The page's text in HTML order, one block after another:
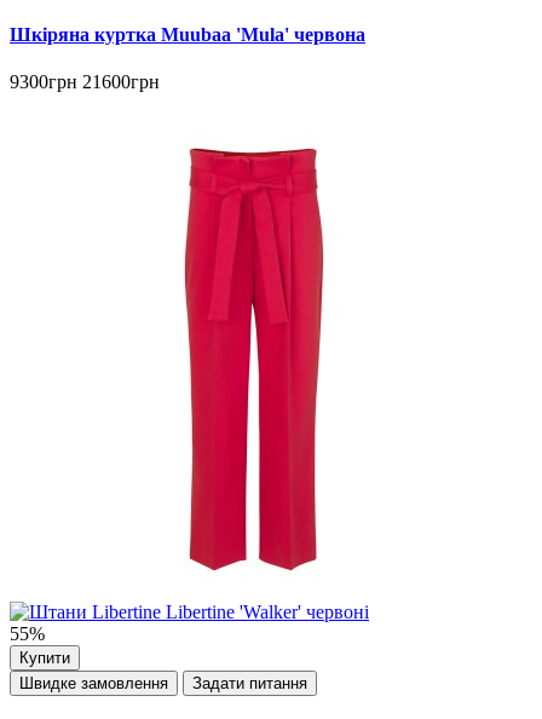
Шкіряна куртка Muubaa 'Mula' червона
9300грн 21600грн
55%
Купити
Швидке замовлення
Задати питання